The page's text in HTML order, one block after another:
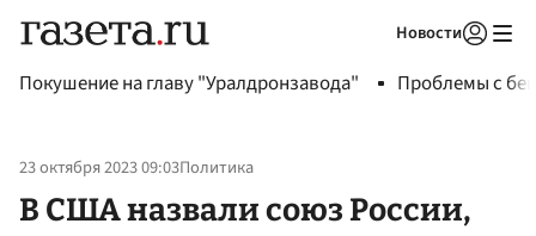
Новости
Покушение на главу "Уралдронзавода" Проблемы с
23 октября 2023 09:03Политика
В США назвали союз России,